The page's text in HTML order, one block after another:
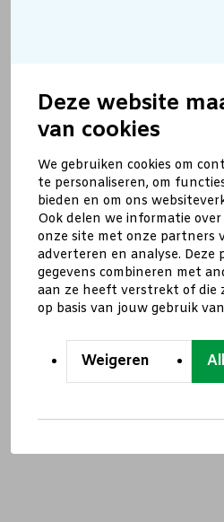
Deze website
van cookies
We gebruiken cookies om
te personaliseren, om
bieden en om ons
Ook delen we informatie
onze site met onze partners
adverteren en analyse.
gegevens combineren met
aan ze heeft verstrekt of die
op basis van jouw gebruik
Weigeren